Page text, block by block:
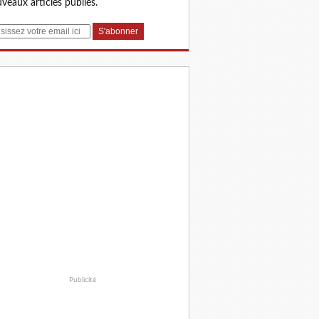
articles publiés.
Publicité